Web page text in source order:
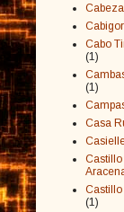
Cabo
(1)
(1)
Casa
(1)